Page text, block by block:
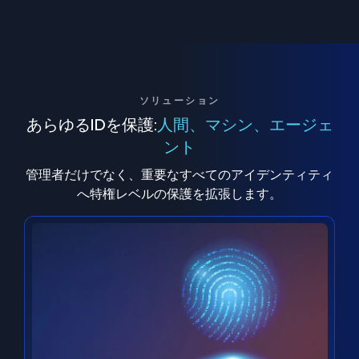
ソリューション
あらゆるIDを保護: 人間、マシン、エージェ
ント
管理者だけでなく、重要なすべてのアイデンティティ
へ特権レベルの保護を拡張します。